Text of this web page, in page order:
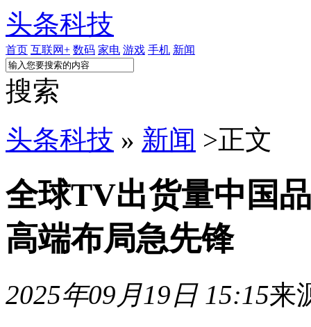
头条科技
首页 互联网+ 数码 家电 游戏 手机 新闻
搜索
头条科技 » 新闻 >正文
全球TV出货量中国
高端布局急先锋
2025年09月19日 15:15来